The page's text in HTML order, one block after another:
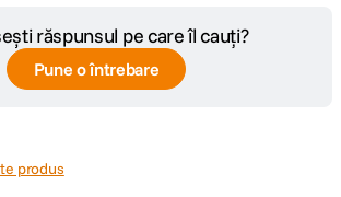
răspunsul pe care îl cauți?
Pune o întrebare
produs